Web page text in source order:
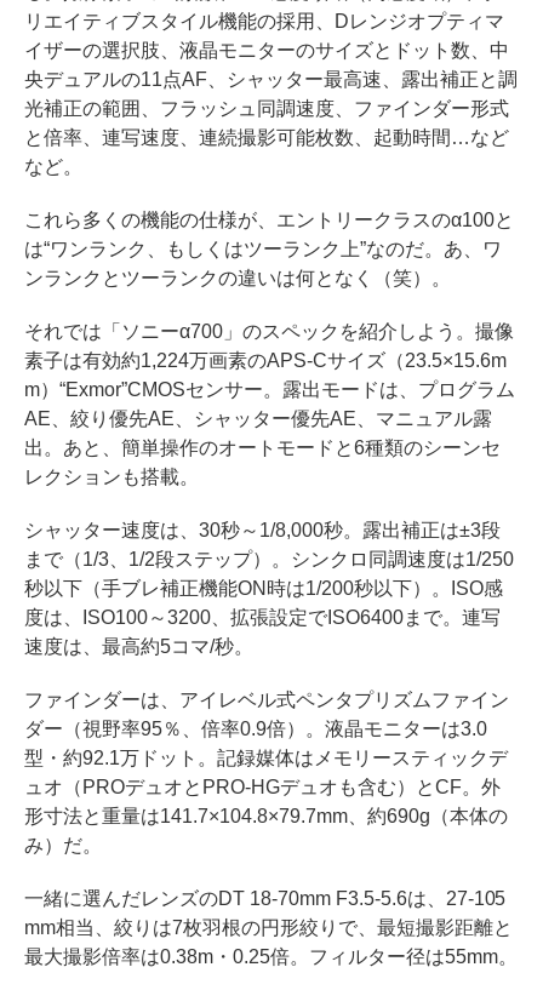
リエイティブスタイル機能の採用、Dレンジオプティマ
イザーの選択肢、液晶モニターのサイズとドット数、中
央デュアルの11点AF、シャッター最高速、露出補正と調
光補正の範囲、フラッシュ同調速度、ファインダー形式
と倍率、連写速度、連続撮影可能枚数、起動時間…など
など。
これら多くの機能の仕様が、エントリークラスのα100と
は“ワンランク、もしくはツーランク上”なのだ。あ、ワ
ンランクとツーランクの違いは何となく（笑）。
それでは「ソニーα700」のスペックを紹介しよう。撮像
素子は有効約1,224万画素のAPS-Cサイズ（23.5×15.6m
m）“Exmor”CMOSセンサー。露出モードは、プログラム
AE、絞り優先AE、シャッター優先AE、マニュアル露
出。あと、簡単操作のオートモードと6種類のシーンセ
レクションも搭載。
シャッター速度は、30秒～1/8,000秒。露出補正は±3段
まで（1/3、1/2段ステップ）。シンクロ同調速度は1/250
秒以下（手ブレ補正機能ON時は1/200秒以下）。ISO感
度は、ISO100～3200、拡張設定でISO6400まで。連写
速度は、最高約5コマ/秒。
ファインダーは、アイレベル式ペンタプリズムファイン
ダー（視野率95％、倍率0.9倍）。液晶モニターは3.0
型・約92.1万ドット。記録媒体はメモリースティックデ
ュオ（PROデュオとPRO-HGデュオも含む）とCF。外
形寸法と重量は141.7×104.8×79.7mm、約690g（本体の
み）だ。
一緒に選んだレンズのDT 18-70mm F3.5-5.6は、27-105
mm相当、絞りは7枚羽根の円形絞りで、最短撮影距離と
最大撮影倍率は0.38m・0.25倍。フィルター径は55mm。